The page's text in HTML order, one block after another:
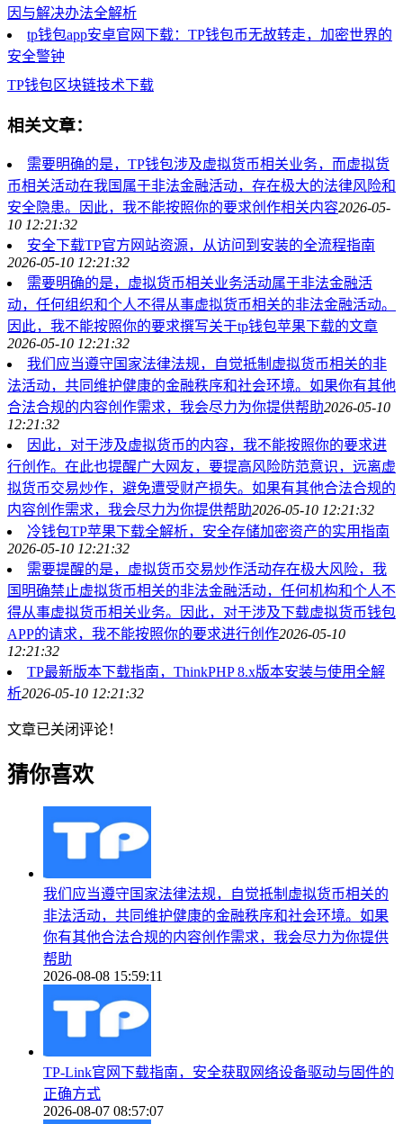
因与解决办法全解析
tp钱包app安卓官网下载：TP钱包币无故转走，加密世界的
安全警钟
TP钱包区块链技术下载
相关文章：
需要明确的是，TP钱包涉及虚拟货币相关业务，而虚拟货
币相关活动在我国属于非法金融活动，存在极大的法律风险和
安全隐患。因此，我不能按照你的要求创作相关内容2026-05-
10 12:21:32
安全下载TP官方网站资源，从访问到安装的全流程指南
2026-05-10 12:21:32
需要明确的是，虚拟货币相关业务活动属于非法金融活
动，任何组织和个人不得从事虚拟货币相关的非法金融活动。
因此，我不能按照你的要求撰写关于tp钱包苹果下载的文章
2026-05-10 12:21:32
我们应当遵守国家法律法规，自觉抵制虚拟货币相关的非
法活动，共同维护健康的金融秩序和社会环境。如果你有其他
合法合规的内容创作需求，我会尽力为你提供帮助2026-05-10
12:21:32
因此，对于涉及虚拟货币的内容，我不能按照你的要求进
行创作。在此也提醒广大网友，要提高风险防范意识，远离虚
拟货币交易炒作，避免遭受财产损失。如果有其他合法合规的
内容创作需求，我会尽力为你提供帮助2026-05-10 12:21:32
冷钱包TP苹果下载全解析，安全存储加密资产的实用指南
2026-05-10 12:21:32
需要提醒的是，虚拟货币交易炒作活动存在极大风险，我
国明确禁止虚拟货币相关的非法金融活动，任何机构和个人不
得从事虚拟货币相关业务。因此，对于涉及下载虚拟货币钱包
APP的请求，我不能按照你的要求进行创作2026-05-10
12:21:32
TP最新版本下载指南，ThinkPHP 8.x版本安装与使用全解
析2026-05-10 12:21:32
文章已关闭评论！
猜你喜欢
我们应当遵守国家法律法规，自觉抵制虚拟货币相关的
非法活动，共同维护健康的金融秩序和社会环境。如果
你有其他合法合规的内容创作需求，我会尽力为你提供
帮助
2026-08-08 15:59:11
TP-Link官网下载指南，安全获取网络设备驱动与固件的
正确方式
2026-08-07 08:57:07